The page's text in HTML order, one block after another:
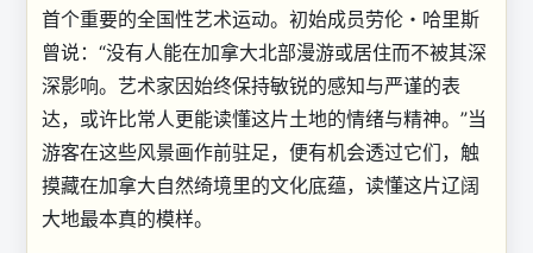
首个重要的全国性艺术运动。初始成员劳伦・哈里斯
曾说：“没有人能在加拿大北部漫游或居住而不被其深
深影响。艺术家因始终保持敏锐的感知与严谨的表
达，或许比常人更能读懂这片土地的情绪与精神。”当
游客在这些风景画作前驻足，便有机会透过它们，触
摸藏在加拿大自然绮境里的文化底蕴，读懂这片辽阔
大地最本真的模样。